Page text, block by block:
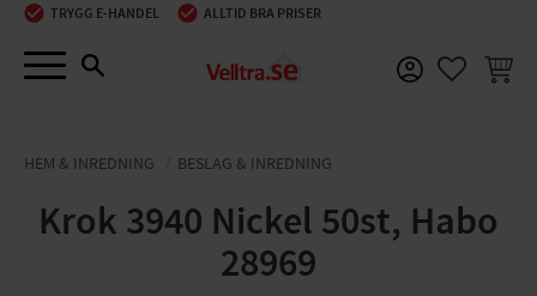
Meny
TRYGG E-HANDEL ALLTID BRA PRISER
HEM & INREDNING BESLAG & INREDNING
Krok 3940 Nickel 50st, Habo
28969